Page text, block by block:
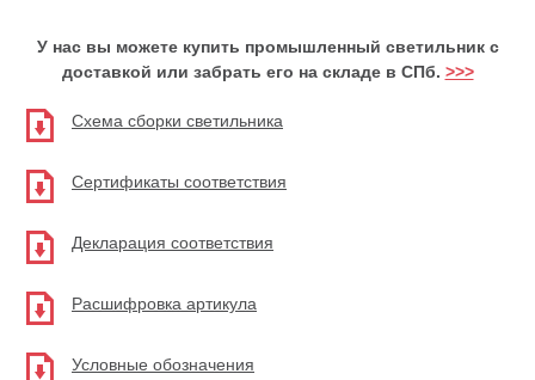
У нас вы можете купить промышленный светильник с
доставкой или забрать его на складе в СПб. >>>
Схема сборки светильника
Сертификаты соответствия
Декларация соответствия
Расшифровка артикула
Условные обозначения